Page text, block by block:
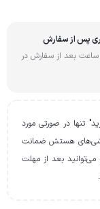
تحویل حضوری : تحویل 3 ساعت بعد از سفارش در
از خرید" تنها در صورتی مورد
هستش ضمانت
بعد از مهلت